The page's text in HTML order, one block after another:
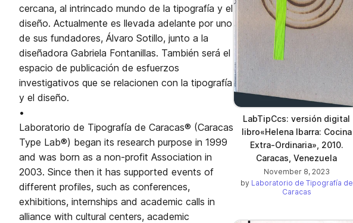
cercana, al intrincado mundo de la tipografía y el
diseño. Actualmente es llevada adelante por uno
de sus fundadores, Álvaro Sotillo, junto a la
diseñadora Gabriela Fontanillas. También será el
espacio de publicación de esfuerzos
investigativos que se relacionen con la tipografía
y el diseño.
•
Laboratorio de Tipografía de Caracas® (Caracas
Type Lab®) began its research purpose in 1999
and was born as a non-profit Association in
2003. Since then it has supported events of
different profiles, such as conferences,
exhibitions, internships and academic calls in
alliance with cultural centers, academic
LabTipCcs: versión digital
libro«Helena Ibarra: Cocina
Extra-Ordinaria», 2010.
Caracas, Venezuela
November 8, 2023
by Laboratorio de Tipografía de
Caracas